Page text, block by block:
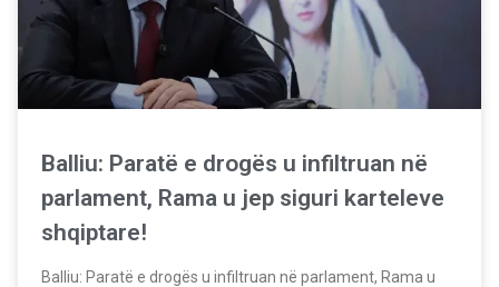
Balliu: Paratë e drogës u infiltruan në
parlament, Rama u jep siguri karteleve
shqiptare!
Balliu: Paratë e drogës u infiltruan në parlament, Rama u